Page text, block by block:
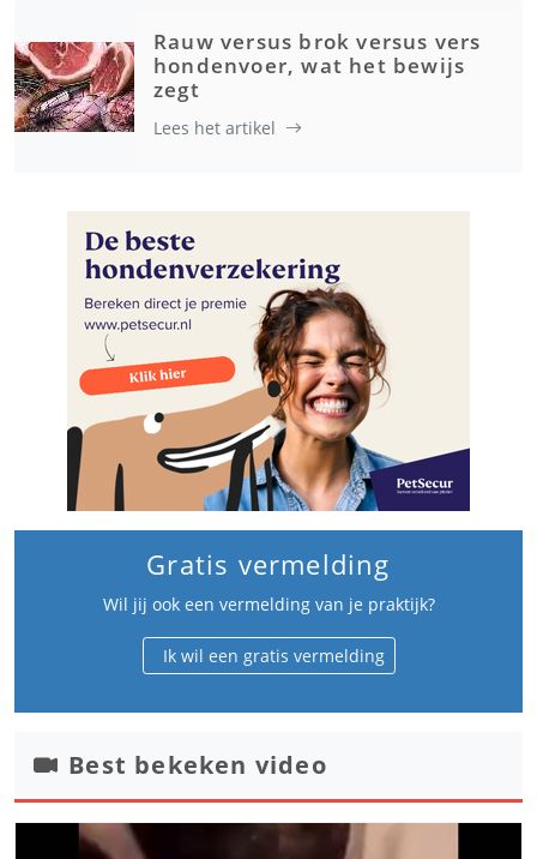
Rauw versus brok versus vers
hondenvoer, wat het bewijs
zegt
Lees het artikel
Gratis vermelding
Wil jij ook een vermelding van je praktijk?
Ik wil een gratis vermelding
Best bekeken video